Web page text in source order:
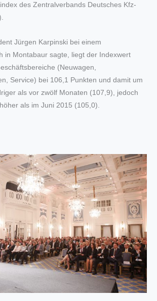
des Zentralverbands Deutsches Kfz-
Jürgen Karpinski bei einem
in Montabaur sagte, liegt der Indexwert
(Neuwagen,
Service) bei 106,1 Punkten und damit um
als vor zwölf Monaten (107,9), jedoch
als im Juni 2015 (105,0).